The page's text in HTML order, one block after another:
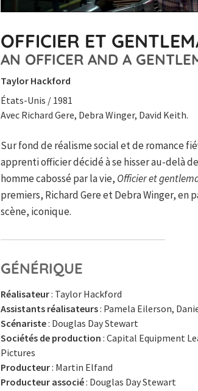
OFFICIER ET
AN OFFICER AND A
Taylor Hackford
États-Unis / 1981
Avec Richard Gere, Debra Winger, David Keith.
Sur fond de réalisme social et de romance
apprenti officier décidé à se hisser au-delà
homme cabossé par la vie, Officier et
premiers, Richard Gere et Debra Winger,
scène, iconique.
GÉNÉRIQUE
Réalisateur: Taylor Hackford
Assistants réalisateurs: Pamela Eilerson,
Scénariste: Douglas Day Stewart
Sociétés de production : Capital Equipment
Pictures
Producteur: Martin Elfand
Producteur associé: Douglas Day Stewart